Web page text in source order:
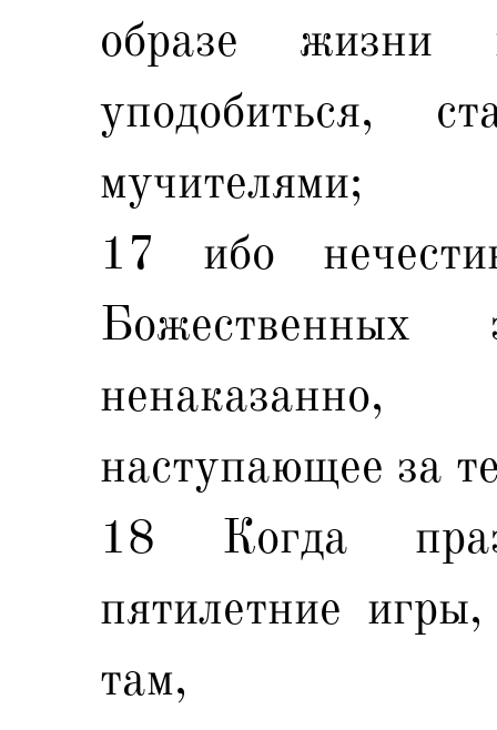
образе
уподобиться,
мучителями;
17 ибо
Божественных
наступающее за
18 Когда
пятилетние
там,